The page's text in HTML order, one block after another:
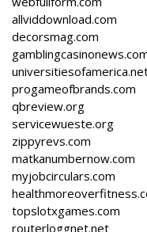
allviddownload.com
decorsmag.com
progameofbrands.com
qbreview.org
servicewueste.org
zippyrevs.com
matkanumbernow.com
myjobcirculars.com
topslotxgames.com
routerloggnet.net